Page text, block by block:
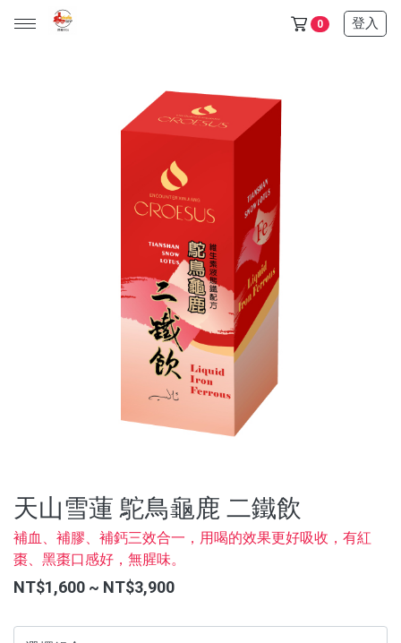
0 登入
天山雪蓮保健品任選5+1盒只要6500$ (此活動不列入滿額贈)
金門/杏海 一條根 產品 (單價150元，任選十件1000元)
天山雪蓮清氣飲+金箔皂 可任選 (單價600元，任選三件1200
水光逆時系列保養品
品牌
服務/政策
天山雪蓮 鴕鳥龜鹿 二鐵飲
補血、補膠、補鈣三效合一，用喝的效果更好吸收，有紅
棗、黑棗口感好，無腥味。
NT$1,600 ~ NT$3,900